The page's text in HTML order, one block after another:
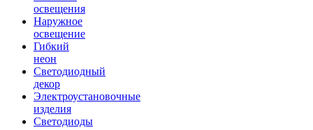
освещения
Наружное
освещение
Гибкий
неон
Светодиодный
декор
Электроустановочные
изделия
Светодиоды